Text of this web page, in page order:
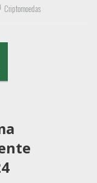
Criptomoedas